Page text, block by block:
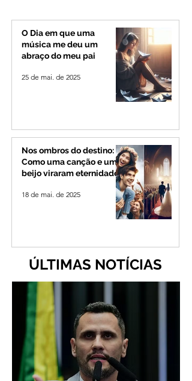
O Dia em que uma
música me deu um
abraço do meu pai
25 de mai. de 2025
Nos ombros do destino:
Como uma canção e um
beijo viraram eternidade
18 de mai. de 2025
ÚLTIMAS NOTÍCIAS